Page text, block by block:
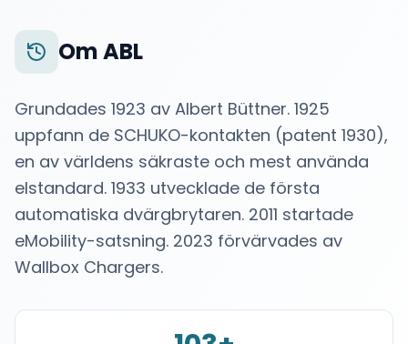
OmABL
Grundades 1923 av Albert Büttner. 1925
uppfann de SCHUKO-kontakten (patent 1930),
en av världens säkraste och mest använda
elstandard. 1933 utvecklade de första
automatiska dvärgbrytaren. 2011 startade
eMobility-satsning. 2023 förvärvades av
Wallbox Chargers.